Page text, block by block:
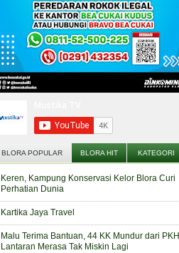
BLORA POPULAR BLORA HIT KATEGORI
Keren, Kampung Konservasi Kelor Blora Curi
Perhatian Dunia
Kartika Jaya Travel
Malu Terima Bantuan, 44 KK Mundur dari PKH
Lantaran Merasa Tak Miskin Lagi